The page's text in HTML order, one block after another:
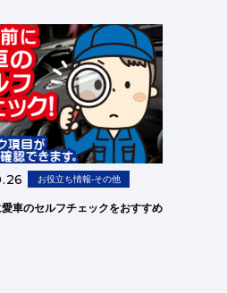
お役立ち情報-その他
車のセルフチェックをおすすめ